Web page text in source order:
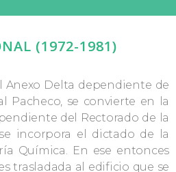
(1972-1981)
Anexo Delta dependiente de
Pacheco, se convierte en la
del Rectorado de la
incorpora el dictado de la
Química. En ese entonces
trasladada al edificio que se